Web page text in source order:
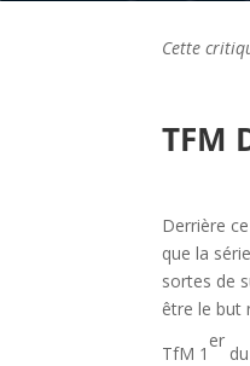
Cette
TFM
Derrière
que la
sortes de
être le but
TfM 1
er